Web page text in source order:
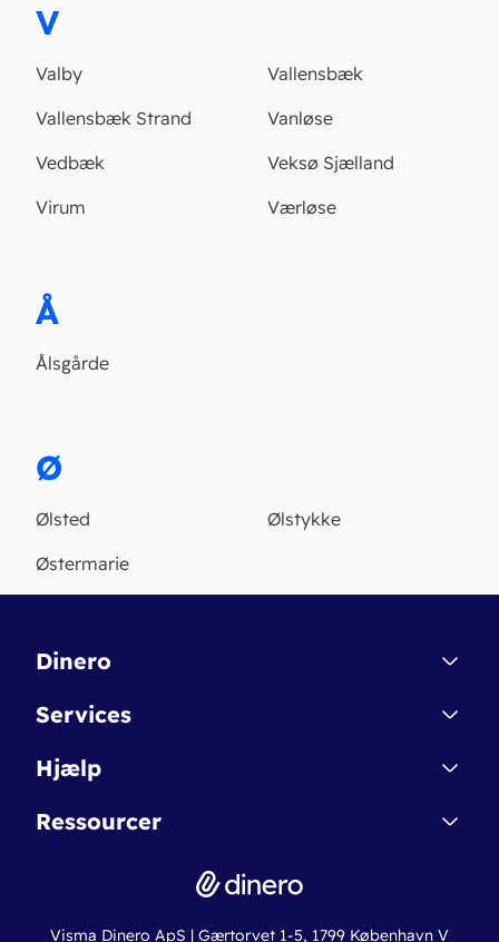
V
Valby
Vallensbæk
Vallensbæk Strand
Vanløse
Vedbæk
Veksø Sjælland
Virum
Værløse
Å
Ålsgårde
Ø
Ølsted
Ølstykke
Østermarie
Dinero
Kontakt
Betingelser & Sikkerhed
Nye funktioner
Services
Dinero Starter
Dinero Pro
Erhvervslån
Hjælp
Regnskabsordbogen
Ressourcer
Ny virksomhed
Visma Dinero ApS | Gærtorvet 1-5, 1799 København V